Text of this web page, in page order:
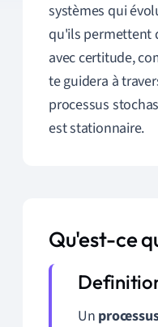
systèmes qui
qu'ils permettent
avec certitude,
te guidera à
processus
est stationnaire.
Qu'est-ce
Un